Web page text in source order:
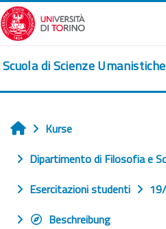
Zum Hauptinhalt
Scuola di Scienze Umanistiche
Startseite
Kurse
Dipartimento di Filosofia e
Esercitazioni studenti
Beschreibung